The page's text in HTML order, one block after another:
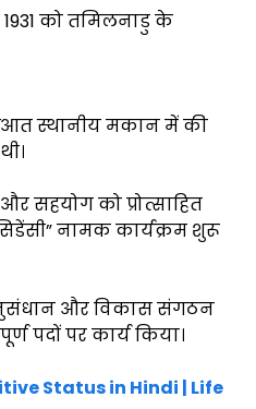
को तमिलनाडु के
स्थानीय मकान में की
सहयोग को प्रोत्साहित
नामक कार्यक्रम शुरू
और विकास संगठन
पदों पर कार्य किया।
Status in Hindi | Life